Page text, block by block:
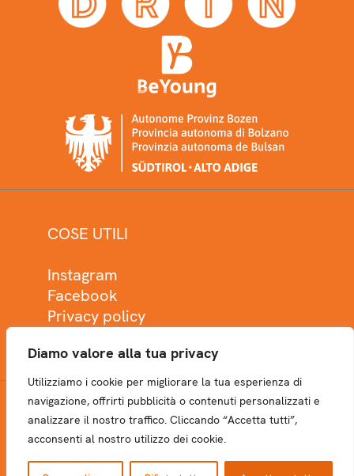
Diamo valore alla tua privacy
Utilizziamo i cookie per migliorare la tua esperienza di
navigazione, offrirti pubblicità o contenuti personalizzati e
analizzare il nostro traffico. Cliccando “Accetta tutti”,
acconsenti al nostro utilizzo dei cookie.
COSE UTILI
Instagram
Facebook
Privacy policy
NEWSLETTER